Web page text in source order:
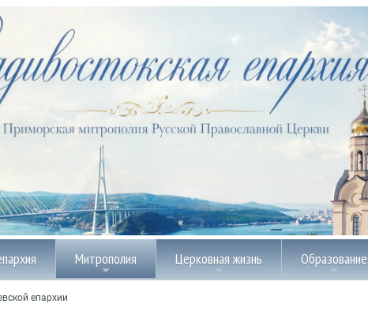
Митрополия Церковная жизнь Образование
епархии